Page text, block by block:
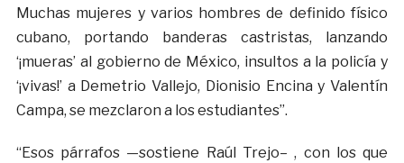
Muchas mujeres y varios hombres de definido físico
cubano, portando banderas castristas, lanzando
‘¡mueras’ al gobierno de México, insultos a la policía y
‘¡vivas!’ a Demetrio Vallejo, Dionisio Encina y Valentín
Campa, se mezclaron a los estudiantes”.
“Esos párrafos —sostiene Raúl Trejo– , con los que